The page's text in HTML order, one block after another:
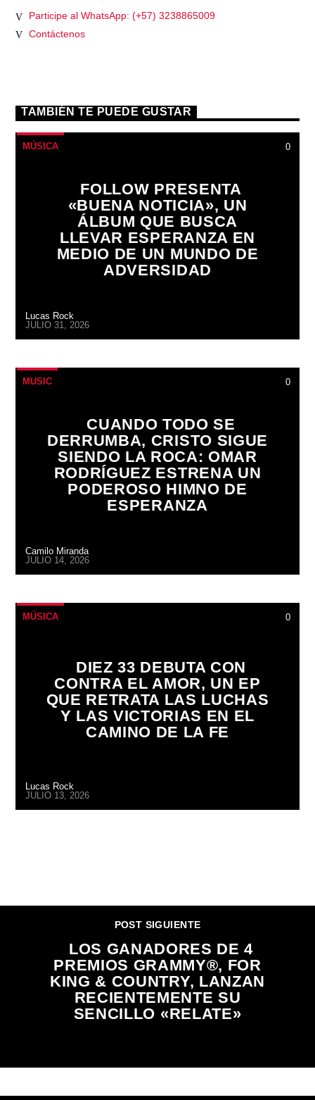
Participe al WhatsApp: (+57) 3238865009
Contáctenos
TAMBIÉN TE PUEDE GUSTAR
MÚSICA 0
FOLLOW PRESENTA
«BUENA NOTICIA», UN
ÁLBUM QUE BUSCA
LLEVAR ESPERANZA EN
MEDIO DE UN MUNDO DE
ADVERSIDAD
Lucas Rock
JULIO 31, 2026
MUSIC 0
CUANDO TODO SE
DERRUMBA, CRISTO SIGUE
SIENDO LA ROCA: OMAR
RODRÍGUEZ ESTRENA UN
PODEROSO HIMNO DE
ESPERANZA
Camilo Miranda
JULIO 14, 2026
MÚSICA 0
DIEZ 33 DEBUTA CON
CONTRA EL AMOR, UN EP
QUE RETRATA LAS LUCHAS
Y LAS VICTORIAS EN EL
CAMINO DE LA FE
Lucas Rock
JULIO 13, 2026
POST SIGUIENTE
LOS GANADORES DE 4
PREMIOS GRAMMY®, FOR
KING & COUNTRY, LANZAN
RECIENTEMENTE SU
SENCILLO «RELATE»